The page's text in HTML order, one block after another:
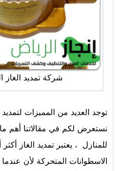
شركة تمديد الغاز
توجد العديد من المميزات
نستعرض لكم في مقالاتنا أهم ما
للمنازل ، يعتبر تمديد الغاز
الاسطوانات المتحركة لأن